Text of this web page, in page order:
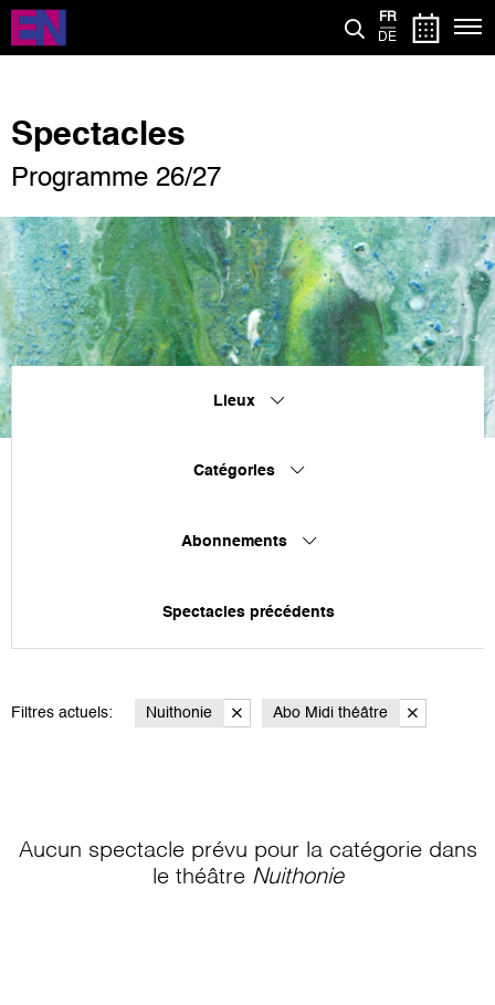
Aller
contenu
FR
DE
Spectacles
Programme 26/27
Lieux
Catégories
Abonnements
Spectacles précédents
Filtres actuels: Nuithonie Abo Midi théâtre
Aucun spectacle prévu pour la catégorie dans
le théâtre Nuithonie